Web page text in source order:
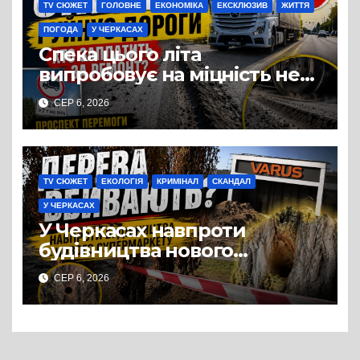
TV СЮЖЕТ ГОЛОВНЕ ЕКОНОМІКА ЕКСКЛЮЗИВ ЖИТТЯ
ПОГОДА У ЧЕРКАСАХ
Спека цього літа
випробовує на міцність не
лише людей, а й дороги
Черкас
СЕР 6, 2026
TV СЮЖЕТ ЕКОЛОГІЯ КРИМІНАЛ СКАНДАЛ
У ЧЕРКАСАХ
У Черкасах навпроти
будівництва нового
супермаркету VARUS на
проспекті Перемоги всохли
дерева. І це навряд чи
можна назвати
СЕР 6, 2026